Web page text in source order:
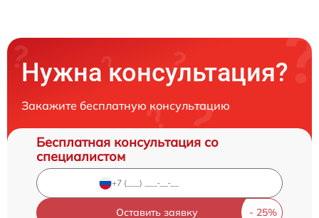
Нужна консультация?
Закажите бесплатную консультацию
Бесплатная консультация со
специалистом
Оставить заявку